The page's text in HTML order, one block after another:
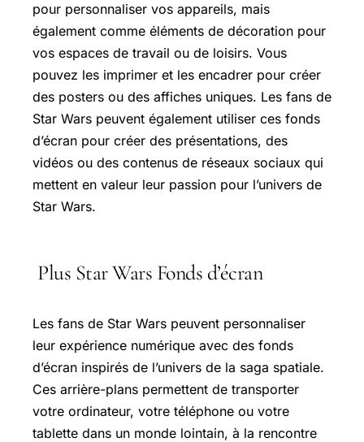
pour personnaliser vos appareils, mais
également comme éléments de décoration pour
vos espaces de travail ou de loisirs. Vous
pouvez les imprimer et les encadrer pour créer
des posters ou des affiches uniques. Les fans de
Star Wars peuvent également utiliser ces fonds
d’écran pour créer des présentations, des
vidéos ou des contenus de réseaux sociaux qui
mettent en valeur leur passion pour l’univers de
Star Wars.
Plus Star Wars Fonds d’écran
Les fans de Star Wars peuvent personnaliser
leur expérience numérique avec des fonds
d’écran inspirés de l’univers de la saga spatiale.
Ces arrière-plans permettent de transporter
votre ordinateur, votre téléphone ou votre
tablette dans un monde lointain, à la rencontre